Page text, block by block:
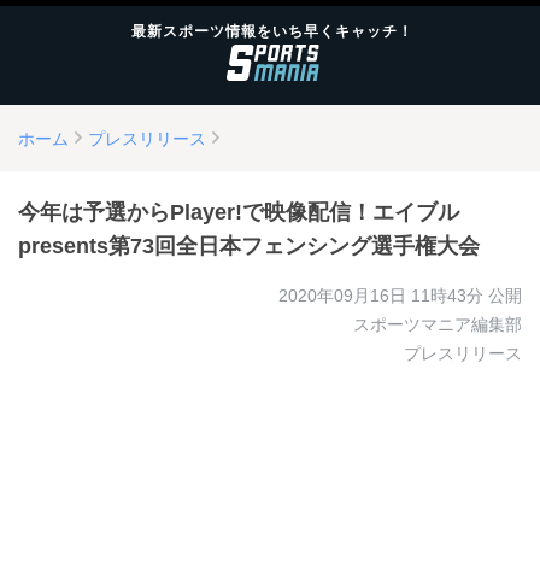
最新スポーツ情報をいち早くキャッチ！
ホーム プレスリリース
今年は予選からPlayer!で映像配信！エイブル
presents第73回全日本フェンシング選手権大会
2020年09月16日 11時43分 公開
スポーツマニア編集部
プレスリリース